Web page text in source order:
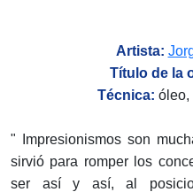
Artista:
Título de la
Técnica: óleo,
" Impresionismos son
sirvió para romper los
ser así y así, al